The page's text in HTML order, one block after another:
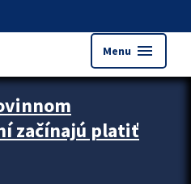
Menu menu
začínajú platiť